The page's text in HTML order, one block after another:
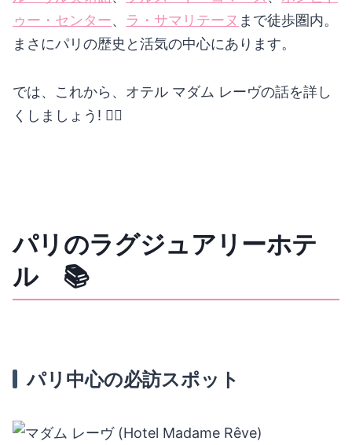
ゥー・センター、 ラ・サマリテーヌ まで徒歩圏内。
まさにパリの歴史と活気の中心にあります。
では、これから、オテル マダム レーヴの話を詳し
くしましょう! 🙆‍♀️
パリのラグジュアリーホテ
ル 📚
パリ中心の必訪スポット